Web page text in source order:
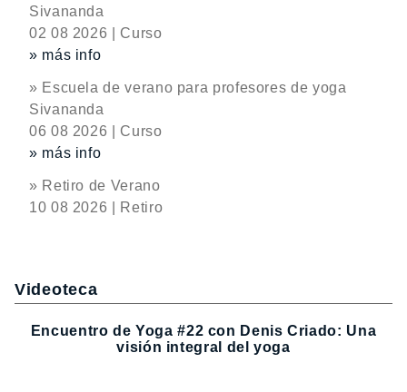
Sivananda
02 08 2026 | Curso
» más info
» Escuela de verano para profesores de yoga
Sivananda
06 08 2026 | Curso
» más info
» Retiro de Verano
10 08 2026 | Retiro
Videoteca
Encuentro de Yoga #22 con Denis Criado: Una
visión integral del yoga